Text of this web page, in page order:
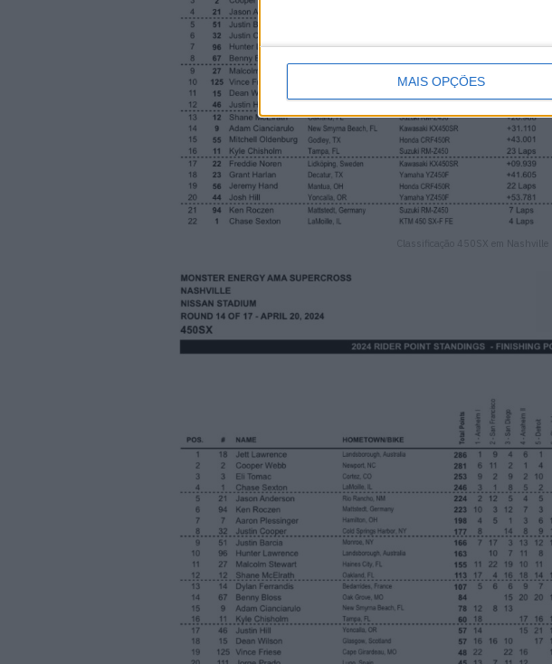
MAIS OPÇÕES
Classificação 450SX em Nashville